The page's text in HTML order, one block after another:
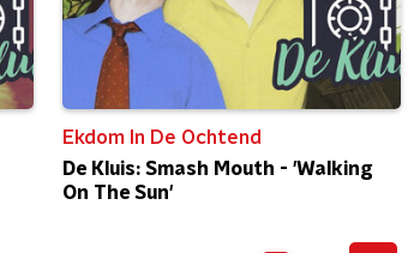
Ekdom In De Ochtend
De Kluis: Smash Mouth - 'Walking
On The Sun'